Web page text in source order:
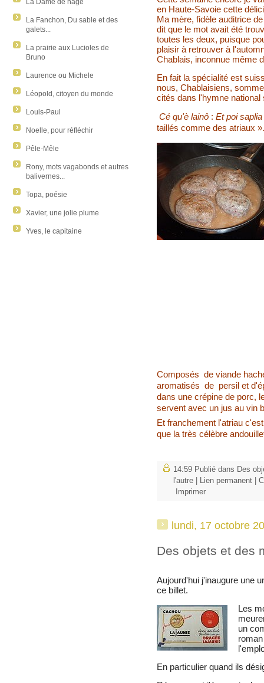
La Dame de nage
La Fanchon, Du sable et des
galets...
La prairie aux Lucioles de
Bruno
Laurence ou Michele
Léopold, citoyen du monde
Louis-Paul
Noelle, pour réfléchir
Pêle-Mêle
Rony, mots vagabonds et autres
balivernes...
Topa, poésie
Xavier, une jolie plume
Yves, le capitaine
en Haute-Savoie cette
Ma mère, fidèle auditrice
dit que le mot avait été
toutes les deux, puisque
plaisir à retrouver à
Chablais, inconnue même
En fait la spécialité est
nous, Chablaisiens,
cités dans l'hymne national
Cé qu'è lainô : Et poi
taillés comme des atriaux ».
Composés de viande
aromatisés de persil et
dans une crépine de porc,
servent avec un jus au vin
Et franchement l'atriau
que la très célèbre
14:59 Publié dans Des
l'autre
Lien permanent
Imprimer
lundi, 17 octobre
Des objets et des
Aujourd'hui j'inaugure une
ce billet.
Les
un
En particulier quand ils